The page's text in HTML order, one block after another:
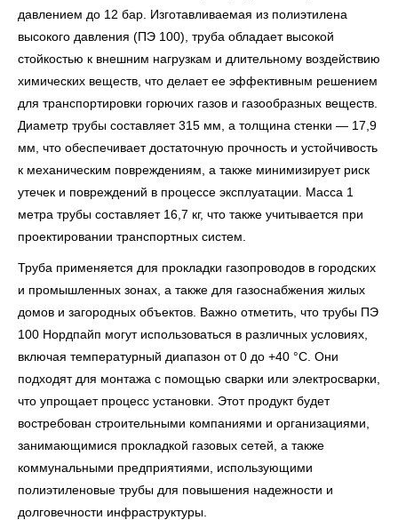
давлением до 12 бар. Изготавливаемая из полиэтилена
высокого давления (ПЭ 100), труба обладает высокой
стойкостью к внешним нагрузкам и длительному воздействию
химических веществ, что делает ее эффективным решением
для транспортировки горючих газов и газообразных веществ.
Диаметр трубы составляет 315 мм, а толщина стенки — 17,9
мм, что обеспечивает достаточную прочность и устойчивость
к механическим повреждениям, а также минимизирует риск
утечек и повреждений в процессе эксплуатации. Масса 1
метра трубы составляет 16,7 кг, что также учитывается при
проектировании транспортных систем.
Труба применяется для прокладки газопроводов в городских
и промышленных зонах, а также для газоснабжения жилых
домов и загородных объектов. Важно отметить, что трубы ПЭ
100 Нордпайп могут использоваться в различных условиях,
включая температурный диапазон от 0 до +40 °С. Они
подходят для монтажа с помощью сварки или электросварки,
что упрощает процесс установки. Этот продукт будет
востребован строительными компаниями и организациями,
занимающимися прокладкой газовых сетей, а также
коммунальными предприятиями, использующими
полиэтиленовые трубы для повышения надежности и
долговечности инфраструктуры.